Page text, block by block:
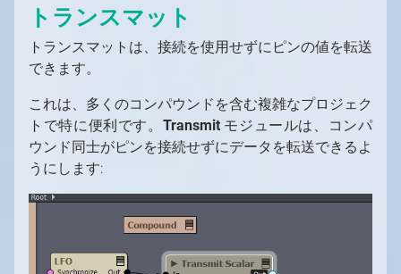
トランスマット
トランスマットは、接続を使用せずにピンの値を転送
できます。
これは、多くのコンパウンドを含む複雑なプロジェク
トで特に便利です。 Transmit モジュールは、コンパ
ウンド同士がピンを接続せずにデータを転送できるよ
うにします: